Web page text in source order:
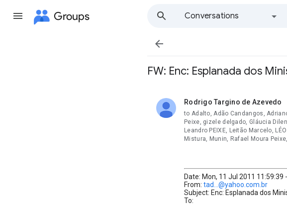
Groups
Conversations

FW: Enc: Esplanada dos
Rodrigo Targino de Azevedo
unread,
to Adalto, Adão Candangos,
Peixe, gizele delgado, Gláucia
Leandro PEIXE, Leitão Marcelo,
Mistura, Munin, Rafael Moura
Date: Mon, 11 Jul 2011 11:59:39
From: tad...@yahoo.com.br
Subject: Enc: Esplanada dos
To: